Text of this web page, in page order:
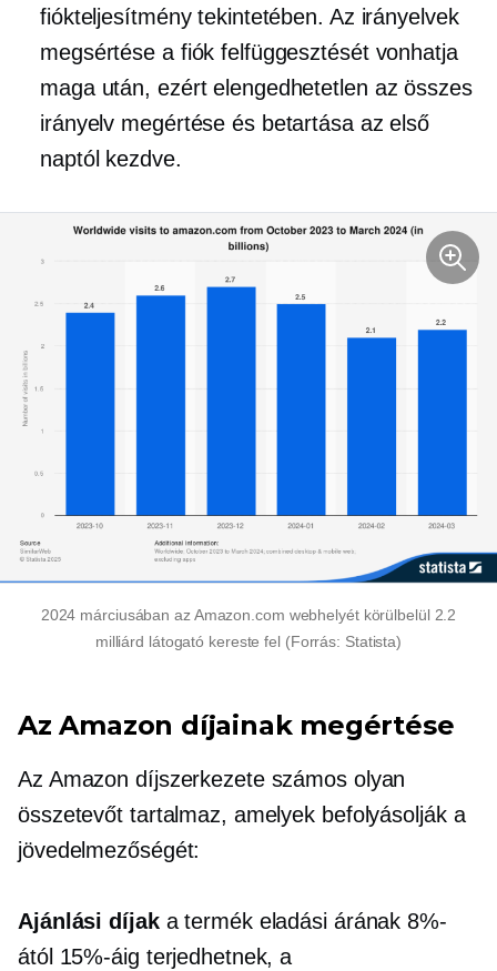
fiókteljesítmény tekintetében. Az irányelvek
megsértése a fiók felfüggesztését vonhatja
maga után, ezért elengedhetetlen az összes
irányelv megértése és betartása az első
naptól kezdve.
2024 márciusában az Amazon.com webhelyét körülbelül 2.2
milliárd látogató kereste fel (Forrás: Statista)
Az Amazon díjainak megértése
Az Amazon díjszerkezete számos olyan
összetevőt tartalmaz, amelyek befolyásolják a
jövedelmezőségét:
Ajánlási díjaka termék eladási árának 8%-
ától 15%-áig terjedhetnek, a